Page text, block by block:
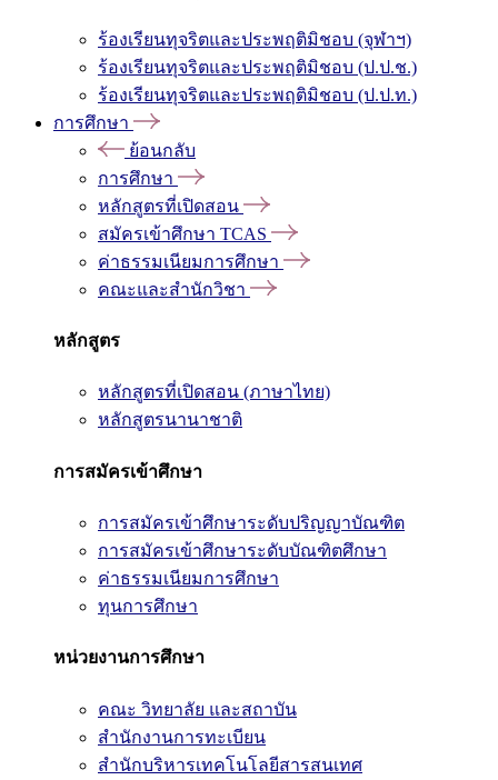
ร้องเรียนทุจริตและประพฤติมิชอบ (จุฬาฯ)
ร้องเรียนทุจริตและประพฤติมิชอบ (ป.ป.ช.)
ร้องเรียนทุจริตและประพฤติมิชอบ (ป.ป.ท.)
การศึกษา
ย้อนกลับ
การศึกษา
หลักสูตรที่เปิดสอน
สมัครเข้าศึกษา TCAS
ค่าธรรมเนียมการศึกษา
คณะและสำนักวิชา
หลักสูตร
หลักสูตรที่เปิดสอน (ภาษาไทย)
หลักสูตรนานาชาติ
การสมัครเข้าศึกษา
การสมัครเข้าศึกษาระดับปริญญาบัณฑิต
การสมัครเข้าศึกษาระดับบัณฑิตศึกษา
ค่าธรรมเนียมการศึกษา
ทุนการศึกษา
หน่วยงานการศึกษา
คณะ วิทยาลัย และสถาบัน
สำนักงานการทะเบียน
สำนักบริหารเทคโนโลยีสารสนเทศ